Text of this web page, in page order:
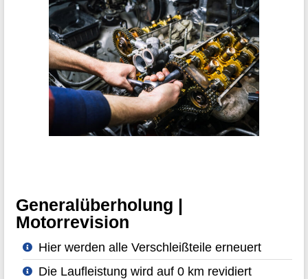
Generalüberholung |
Motorrevision
Hier werden alle Verschleißteile erneuert
Die Laufleistung wird auf 0 km revidiert